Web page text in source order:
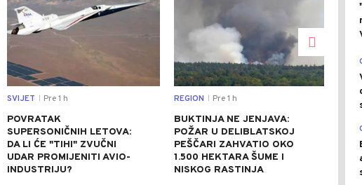
SVIJET Pre 1 h
POVRATAK
SUPERSONIČNIH LETOVA:
DA LI ĆE "TIHI" ZVUČNI
UDAR PROMIJENITI AVIO-
INDUSTRIJU?
REGION Pre 1 h
BUKTINJA NE JENJAVA:
POŽAR U DELIBLATSKOJ
PEŠČARI ZAHVATIO OKO
1.500 HEKTARA ŠUME I
NISKOG RASTINJA
OD